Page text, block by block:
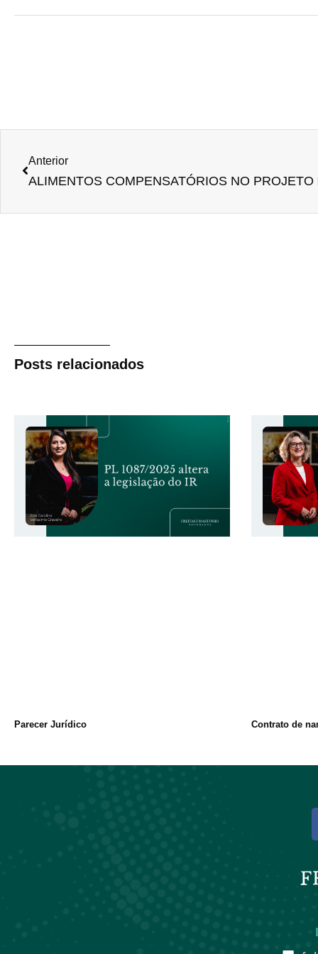
Anterior
Posts relacionados
Parecer Jurídico Contrato de